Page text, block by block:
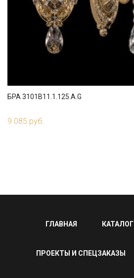
БРА 3101B11.1.125.A.G
9 085 руб.
ГЛАВНАЯ КАТАЛОГ
ПРОЕКТЫ И СПЕЦЗАКАЗЫ